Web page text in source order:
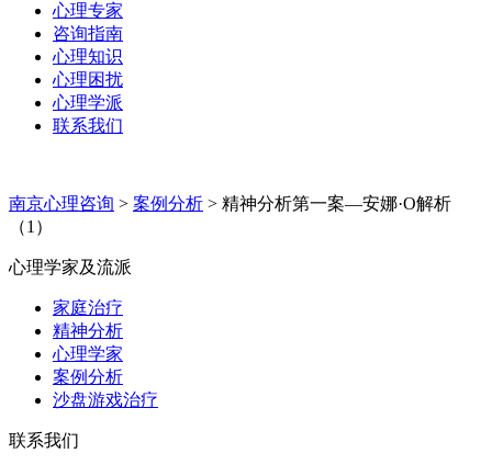
心理专家
咨询指南
心理知识
心理困扰
心理学派
联系我们
南京心理咨询 > 案例分析 > 精神分析第一案—安娜·O解析
（1）
心理学家及流派
家庭治疗
精神分析
心理学家
案例分析
沙盘游戏治疗
联系我们